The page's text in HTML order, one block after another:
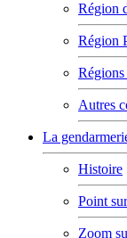
Région
Région
Autres
La
Histoire
Point
Zoom